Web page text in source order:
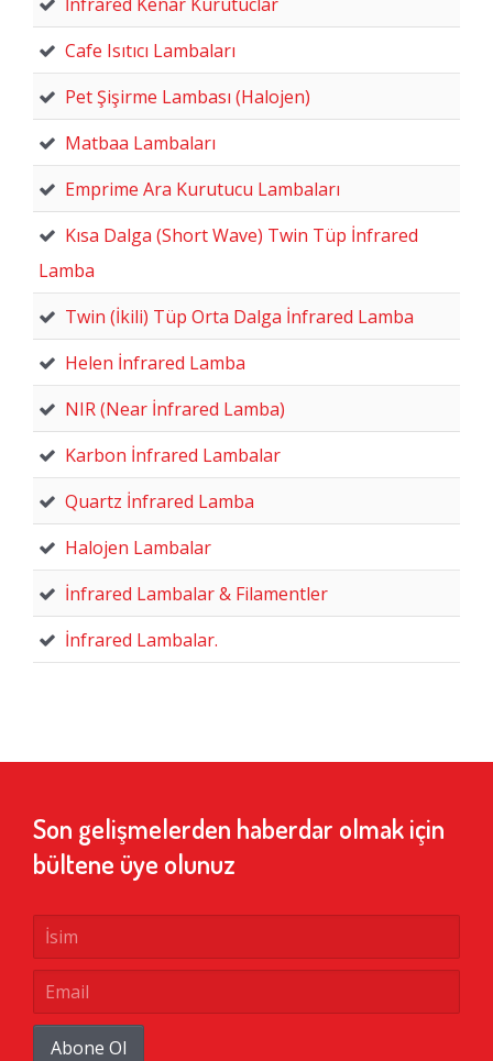
Cafe Isıtıcı Lambaları
Pet Şişirme Lambası (Halojen)
Matbaa Lambaları
Emprime Ara Kurutucu Lambaları
Kısa Dalga (Short Wave) Twin Tüp İnfrared
Lamba
Twin (İkili) Tüp Orta Dalga İnfrared Lamba
Helen İnfrared Lamba
NIR (Near İnfrared Lamba)
Karbon İnfrared Lambalar
Quartz İnfrared Lamba
Halojen Lambalar
İnfrared Lambalar & Filamentler
İnfrared Lambalar.
Son gelişmelerden haberdar olmak için
bültene üye olunuz
Abone Ol